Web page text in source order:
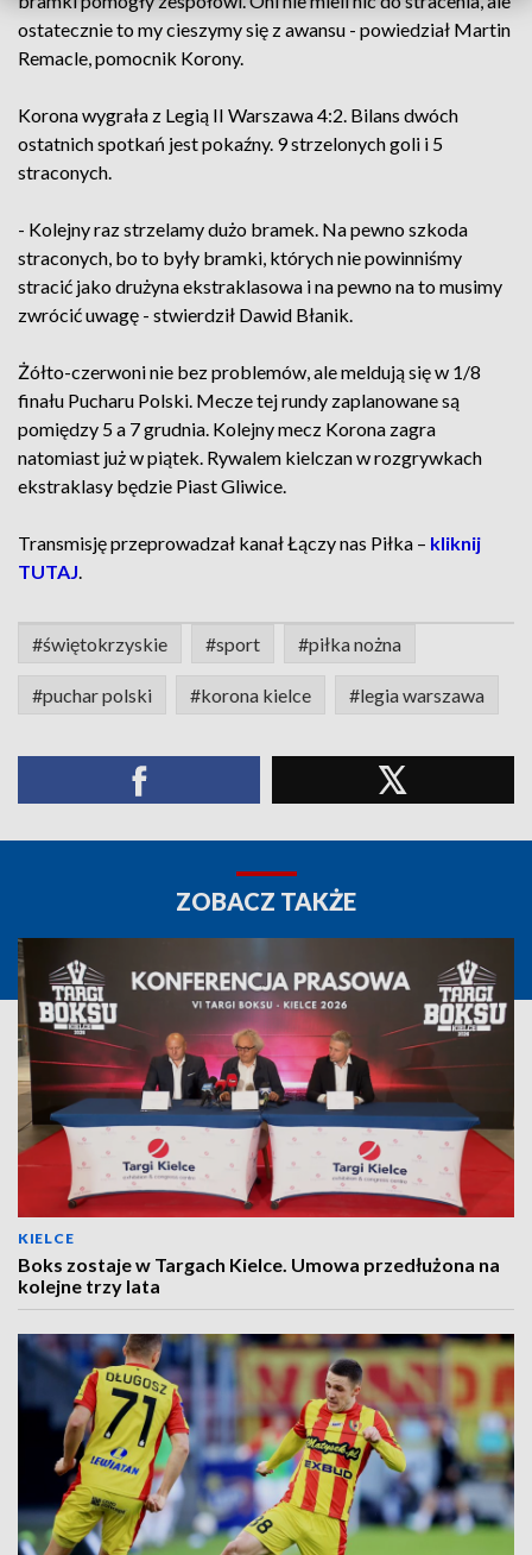
ostatecznie to my cieszymy się z awansu - powiedział Martin
Remacle, pomocnik Korony.
Korona wygrała z Legią II Warszawa 4:2. Bilans dwóch
ostatnich spotkań jest pokaźny. 9 strzelonych goli i 5
straconych.
- Kolejny raz strzelamy dużo bramek. Na pewno szkoda
straconych, bo to były bramki, których nie powinniśmy
stracić jako drużyna ekstraklasowa i na pewno na to musimy
zwrócić uwagę - stwierdził Dawid Błanik.
Żółto-czerwoni nie bez problemów, ale meldują się w 1/8
finału Pucharu Polski. Mecze tej rundy zaplanowane są
pomiędzy 5 a 7 grudnia. Kolejny mecz Korona zagra
natomiast już w piątek. Rywalem kielczan w rozgrywkach
ekstraklasy będzie Piast Gliwice.
Transmisję przeprowadzał kanał Łączy nas Piłka – kliknij
TUTAJ.
#świętokrzyskie #sport #piłka nożna
#puchar polski #korona kielce #legia warszawa
ZOBACZ TAKŻE
KIELCE
Boks zostaje w Targach Kielce. Umowa przedłużona na
kolejne trzy lata